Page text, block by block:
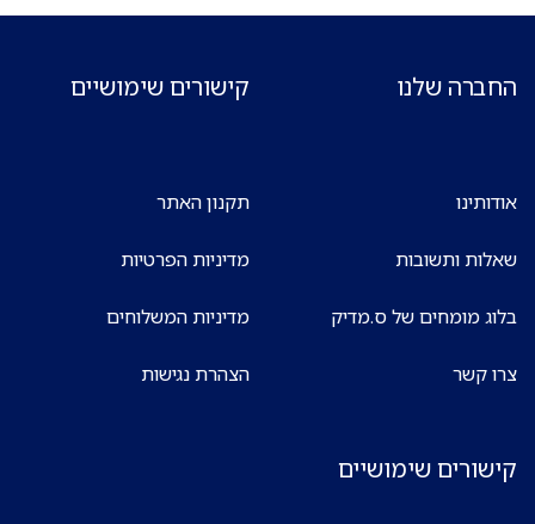
החברה שלנו
אודותינו
שאלות ותשובות
בלוג מומחים של ס.מדיק
צרו קשר
קישורים שימושיים
תקנון האתר
מדיניות הפרטיות
מדיניות המשלוחים
הצהרת נגישות
קישורים שימושיים